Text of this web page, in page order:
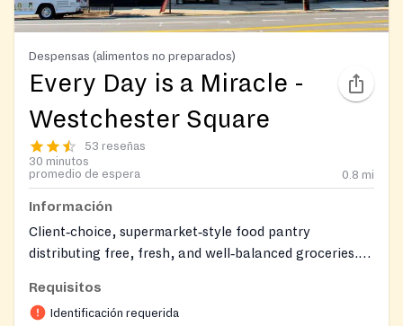
Despensas (alimentos no preparados)
Every Day is a Miracle -
Westchester Square
53 reseñas
30 minutos
promedio de espera
0.8 mi
Información
Client‑choice, supermarket‑style food pantry
distributing free, fresh, and well‑balanced groceries.
allowing walk‑in on‑site registration.
https://edmnyc.org/supermarket-pantry/
Requisitos
Identificación requerida